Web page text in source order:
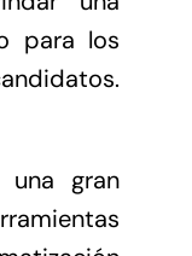
para los
gran